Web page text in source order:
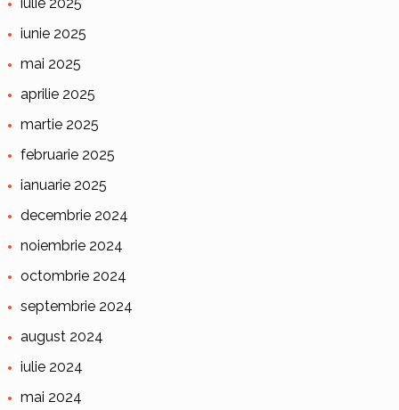
iulie 2025
iunie 2025
mai 2025
aprilie 2025
martie 2025
februarie 2025
ianuarie 2025
decembrie 2024
noiembrie 2024
octombrie 2024
septembrie 2024
august 2024
iulie 2024
mai 2024